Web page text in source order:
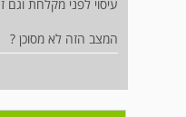
עיסוי לפני מקלחת וגם
המצב הזה לא מסוכן ?